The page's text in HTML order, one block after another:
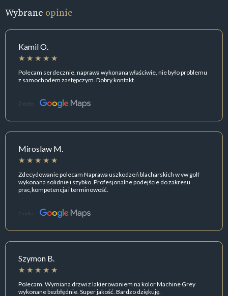
Wybrane opinie
Kamil O.
Polecam serdecznie, naprawa wykonana właściwie, nie było problemu
z samochodem zastępczym. Dobry kontakt.
Źródło:
Miroslaw M.
Zdecydowanie polecam Naprawa uszkodzeń blacharskich w vw golf
wykonana solidnie i szybko .Profesjonalne podejście do zakresu
prac,kompetencja i terminowość.
Źródło:
Szymon B.
Polecam. Wymiana drzwi z lakierowaniem na kolor Machine Grey
wykonane bezbłędnie. Super jakość. Bardzo dziękuję.